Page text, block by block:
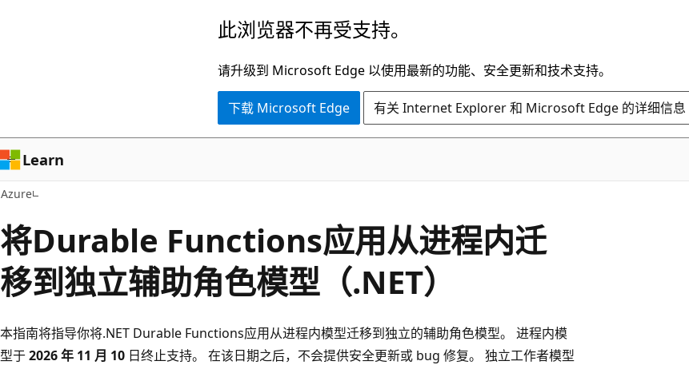
容
此浏览器不再受支持。
请升级到 Microsoft Edge 以使用最新的功能、安全更新和技术支持。
下载 Microsoft Edge 有关 Internet Explorer 和 Microsoft Edge 的详细信息
Learn
Azure
将Durable Functions应用从进程内迁
移到独立辅助角色模型（.NET）
本指南将指导你将.NET Durable Functions应用从进程内模型迁移到独立的辅助角色模型。 进程内模
型于2026 年 11 月 10 日终止支持。 在该日期之后，不会提供安全更新或 bug 修复。 独立工作者模型